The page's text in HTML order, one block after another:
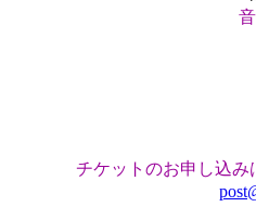
チケットのお申し込